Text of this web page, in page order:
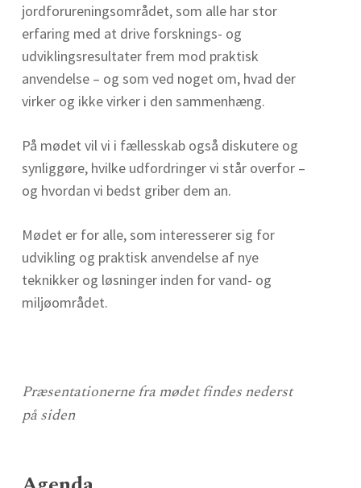
jordforureningsområdet, som alle har stor
erfaring med at drive forsknings- og
udviklingsresultater frem mod praktisk
anvendelse – og som ved noget om, hvad der
virker og ikke virker i den sammenhæng.
På mødet vil vi i fællesskab også diskutere og
synliggøre, hvilke udfordringer vi står overfor –
og hvordan vi bedst griber dem an.
Mødet er for alle, som interesserer sig for
udvikling og praktisk anvendelse af nye
teknikker og løsninger inden for vand- og
miljøområdet.
Præsentationerne fra mødet findes nederst
på siden